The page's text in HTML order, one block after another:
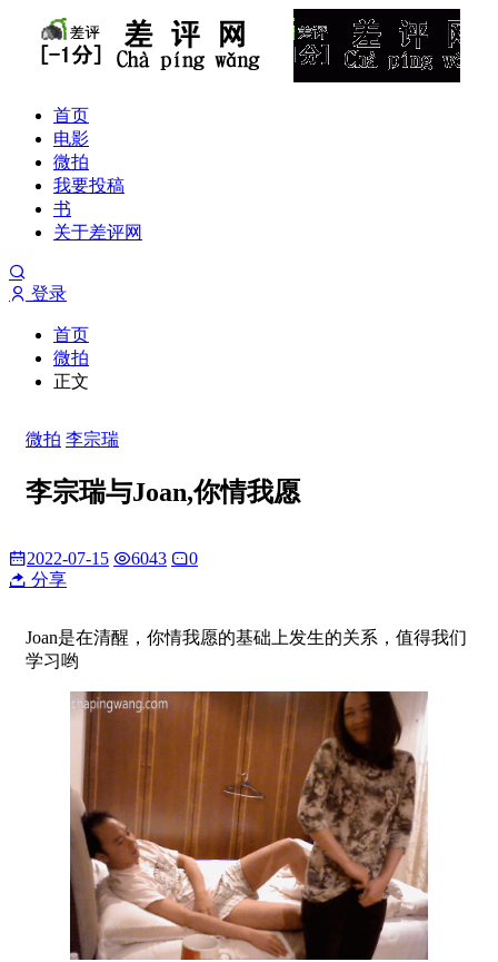
首页
电影
微拍
我要投稿
书
关于差评网
登录
首页
微拍
正文
微拍 李宗瑞
李宗瑞与Joan,你情我愿
2022-07-15 6043
0
分享
Joan是在清醒，你情我愿的基础上发生的关系，值得我们
学习哟